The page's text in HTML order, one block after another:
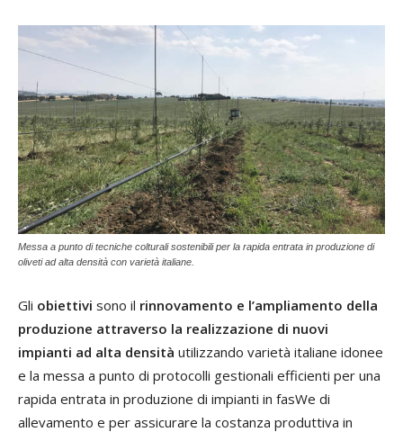
Messa a punto di tecniche colturali sostenibili per la rapida entrata in produzione di
oliveti ad alta densità con varietà italiane.
Gli obiettivi sono il rinnovamento e l’ampliamento della
produzione attraverso la realizzazione di nuovi
impianti ad alta densità utilizzando varietà italiane idonee
e la messa a punto di protocolli gestionali efficienti per una
rapida entrata in produzione di impianti in fasWe di
allevamento e per assicurare la costanza produttiva in